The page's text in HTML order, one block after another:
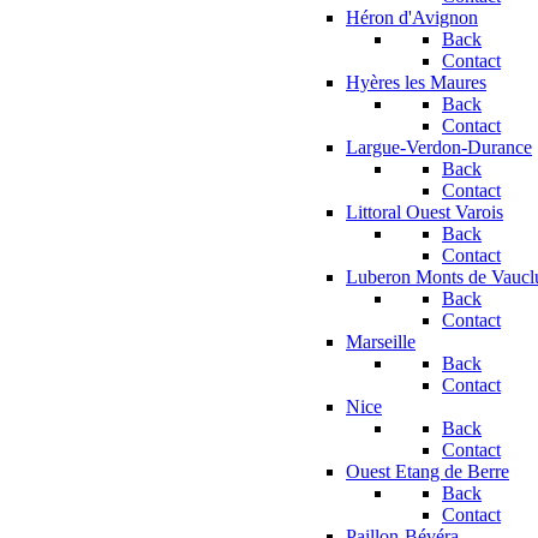
Héron d'Avignon
Back
Contact
Hyères les Maures
Back
Contact
Largue-Verdon-Durance
Back
Contact
Littoral Ouest Varois
Back
Contact
Luberon Monts de
Back
Contact
Marseille
Back
Contact
Nice
Back
Contact
Ouest Etang de Berre
Back
Contact